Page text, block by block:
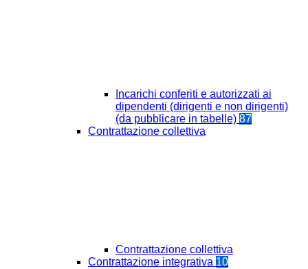
Incarichi conferiti e autorizzati ai
dipendenti (dirigenti e non dirigenti)
(da pubblicare in tabelle) 87
Contrattazione collettiva
Contrattazione collettiva
Contrattazione integrativa 10